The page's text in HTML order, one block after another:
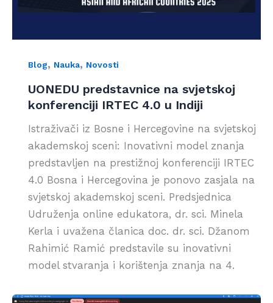
Blog, Nauka, Novosti
UONEDU predstavnice na svjetskoj
konferenciji IRTEC 4.0 u Indiji
Istraživači iz Bosne i Hercegovine na svjetskoj
akademskoj sceni: Inovativni model znanja
predstavljen na prestižnoj konferenciji IRTEC
4.0 Bosna i Hercegovina je ponovo zasjala na
svjetskoj akademskoj sceni. Predsjednica
Udruženja online edukatora, dr. sci. Minela
Kerla i uvažena članica doc. dr. sci. Džanom
Rahimić Ramić predstavile su inovativni
model stvaranja i korištenja znanja na 4.